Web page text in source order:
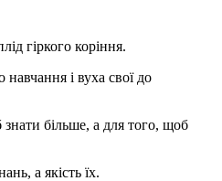
гіркого коріння.
і вуха свої до
більше, а для того, щоб
а якість їх.